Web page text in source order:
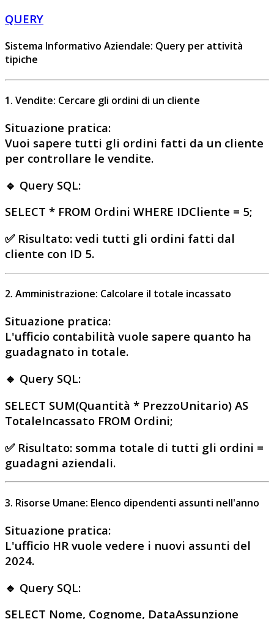
QUERY
Sistema Informativo Aziendale: Query per attività
tipiche
1. Vendite: Cercare gli ordini di un cliente
Situazione pratica:
Vuoi sapere tutti gli ordini fatti da un cliente
per controllare le vendite.
🔹 Query SQL:
SELECT * FROM Ordini WHERE IDCliente = 5;
✅ Risultato: vedi tutti gli ordini fatti dal
cliente con ID 5.
2. Amministrazione: Calcolare il totale incassato
Situazione pratica:
L'ufficio contabilità vuole sapere quanto ha
guadagnato in totale.
🔹 Query SQL:
SELECT SUM(Quantità * PrezzoUnitario) AS
TotaleIncassato FROM Ordini;
✅ Risultato: somma totale di tutti gli ordini =
guadagni aziendali.
3. Risorse Umane: Elenco dipendenti assunti nell'anno
Situazione pratica:
L'ufficio HR vuole vedere i nuovi assunti del
2024.
🔹 Query SQL:
SELECT Nome, Cognome, DataAssunzione